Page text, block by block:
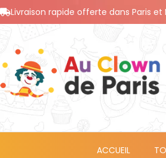
Livraison rapide offerte dans Paris
ACCUEIL